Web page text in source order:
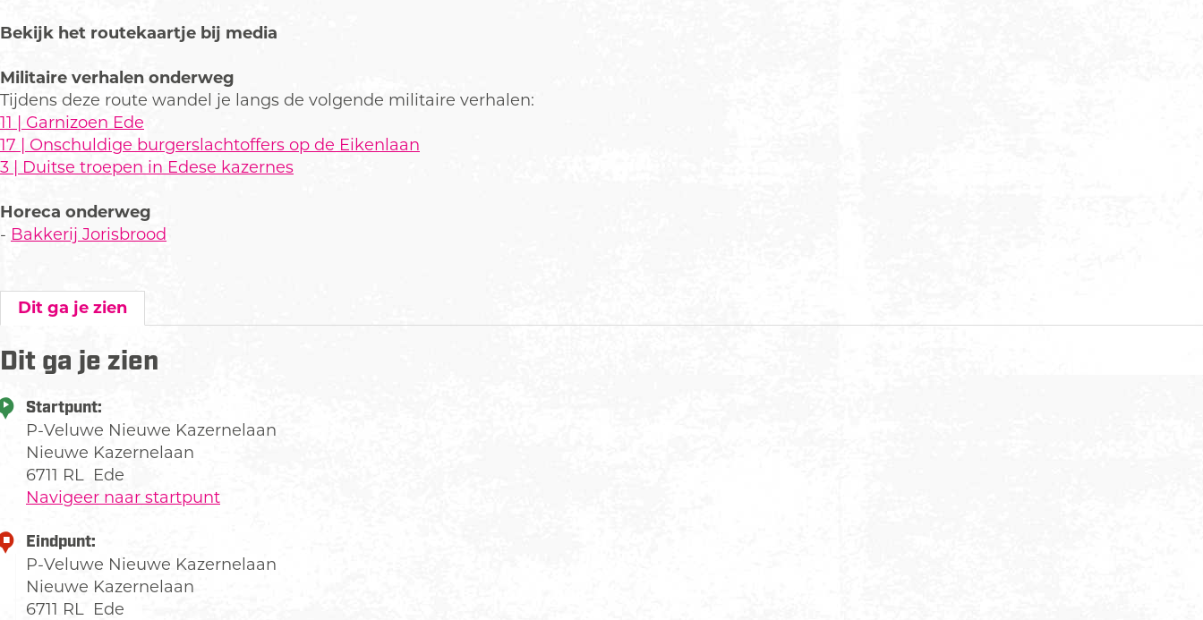
Bekijk het routekaartje bij media
Militaire verhalen onderweg
Tijdens deze route wandel je langs de volgende militaire verhalen:
11 | Garnizoen Ede
17 | Onschuldige burgerslachtoffers op de Eikenlaan
3 | Duitse troepen in Edese kazernes
Horeca onderweg
- Bakkerij Jorisbrood
Dit ga je zien
Dit ga je zien
Startpunt:
P-Veluwe Nieuwe Kazernelaan
Nieuwe Kazernelaan
6711 RL Ede
Navigeer naar startpunt
Eindpunt:
P-Veluwe Nieuwe Kazernelaan
Nieuwe Kazernelaan
6711 RL Ede